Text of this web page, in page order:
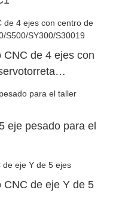
CNC de 4 ejes con
eje pesado para el
CNC de eje Y de 5